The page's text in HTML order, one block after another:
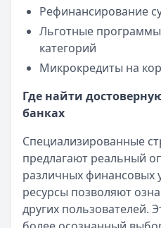
Рефинансирование
Льготные
категорий
Микрокредиты на
Где найти
банках
Специализированные
предлагают реальный
различных финансовых
ресурсы позволяют
других пользователей.